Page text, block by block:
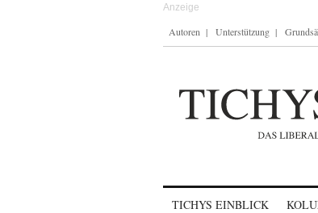
Autoren Unterstützung
TICHYS EINBLICK